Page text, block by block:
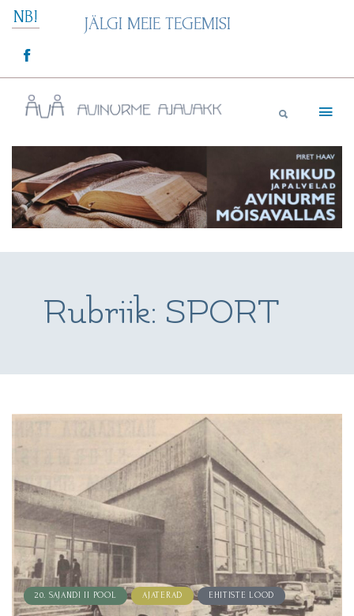
Skip
NB! JÄLGI MEIE TEGEMISI
Avinurme Ajavakk
Rubriik: SPORT
20. SAJANDI II POOL AJATERAD EHITISTE LOOD